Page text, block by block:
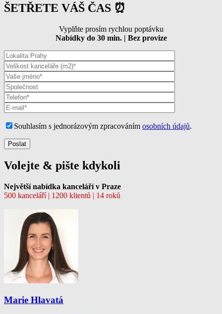
ŠETŘETE VÁŠ ČAS ⏰
Vyplňte prosím rychlou poptávku
Nabídky do 30 min. | Bez provize
Souhlasím s jednorázovým zpracováním osobních údajů.
Volejte & pište kdykoli
Největší nabídka kanceláří v Praze
500 kanceláří | 1200 klientů | 14 roků
Marie Hlavatá